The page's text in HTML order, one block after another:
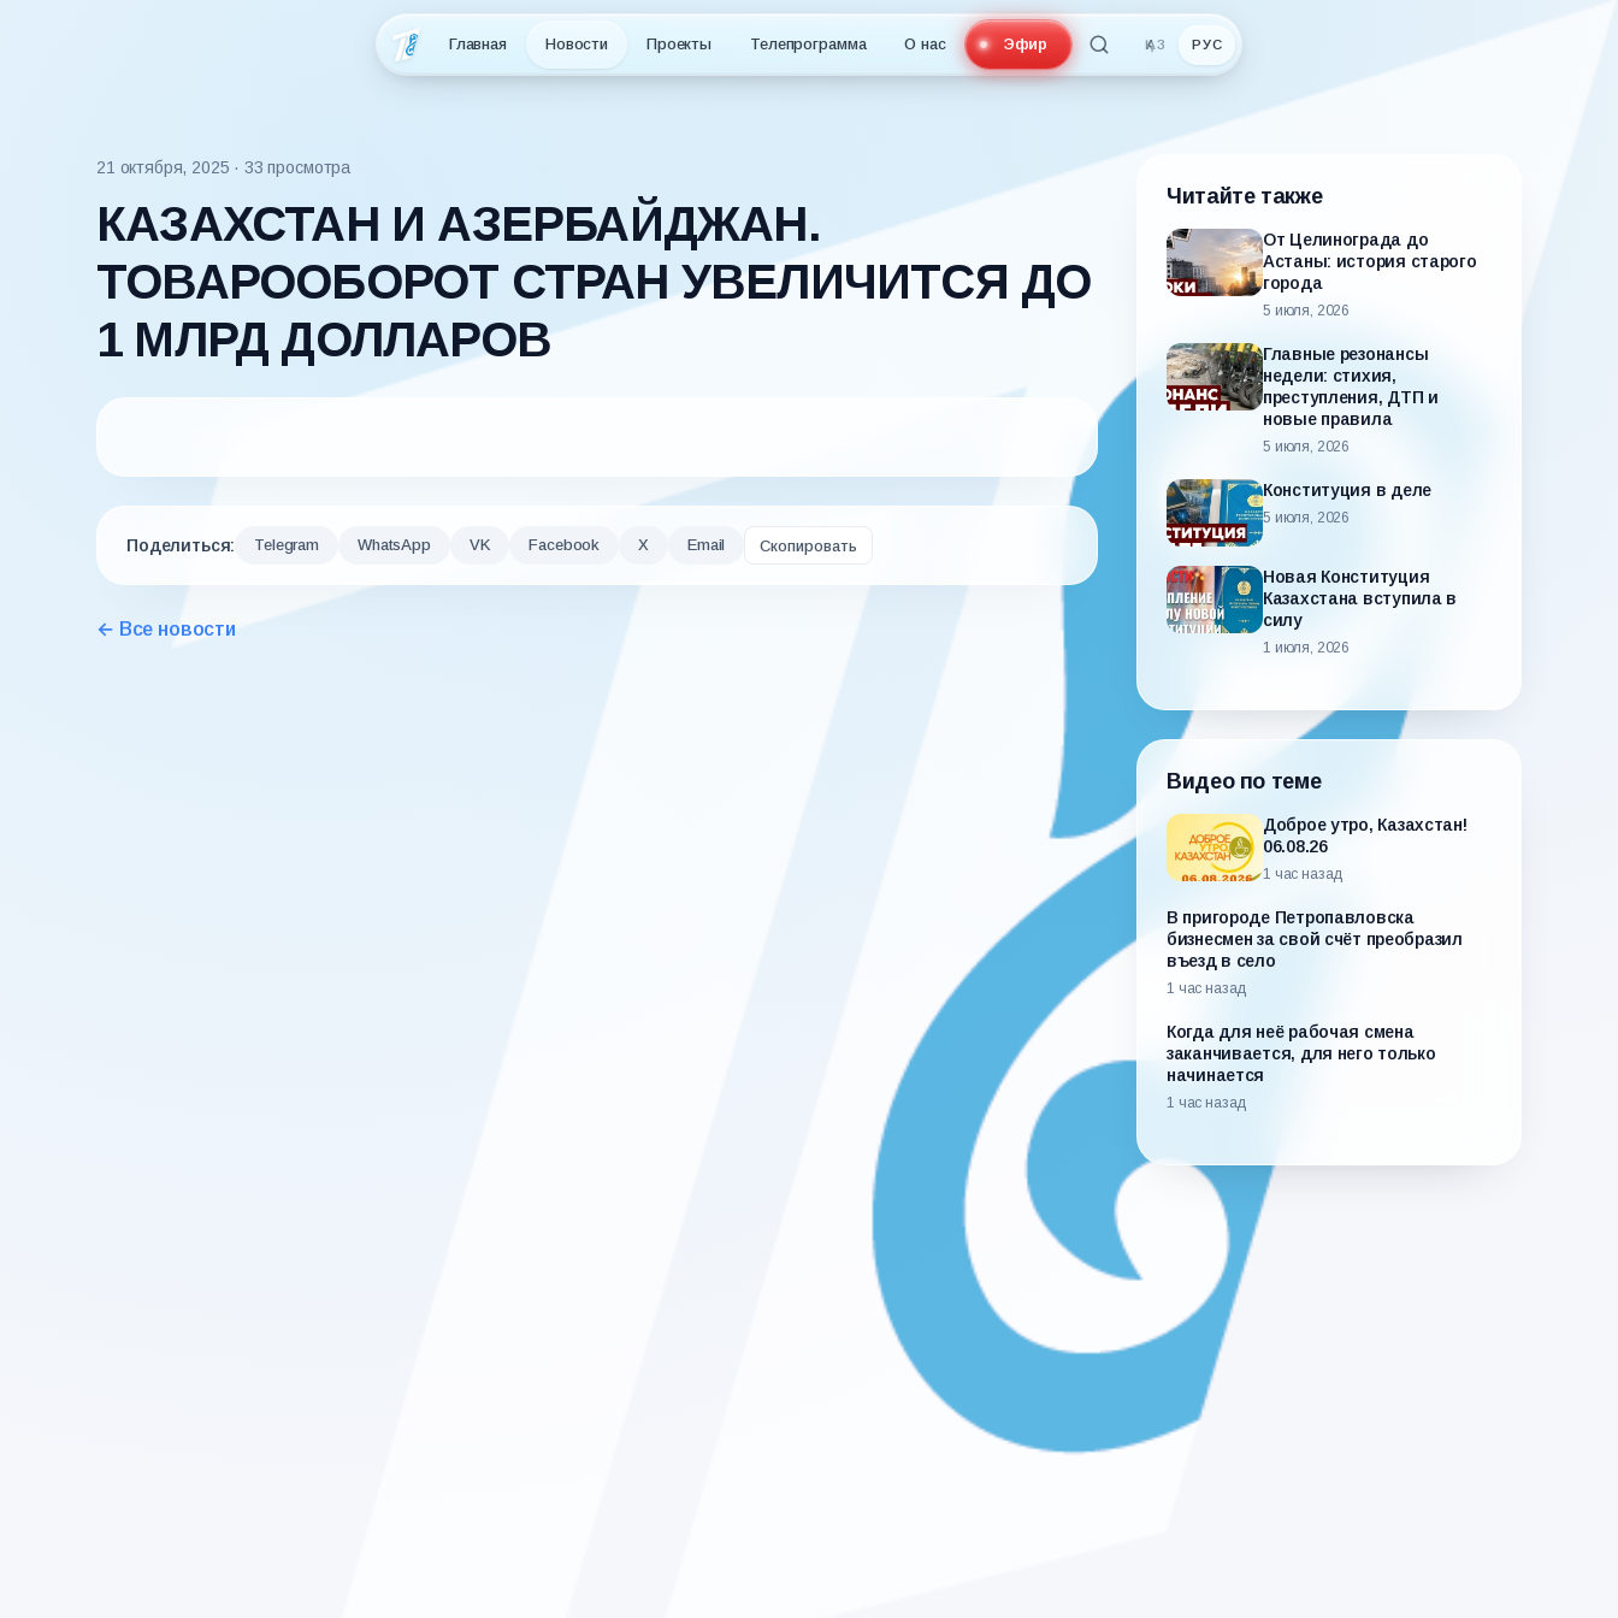
Главная Новости Проекты Телепрограмма О нас Эфир ҚАЗ РУС
21 октября, 2025 · 33 просмотра
КАЗАХСТАН И АЗЕРБАЙДЖАН.
ТОВАРООБОРОТ СТРАН УВЕЛИЧИТСЯ ДО
1 МЛРД ДОЛЛАРОВ
Поделиться: Telegram WhatsApp VK Facebook X Email Скопировать
← Все новости
Читайте также
От Целинограда до
Астаны: история старого
города
5 июля, 2026
Главные резонансы
недели: стихия,
преступления, ДТП и
новые правила
5 июля, 2026
Конституция в деле
5 июля, 2026
Новая Конституция
Казахстана вступила в
силу
1 июля, 2026
Видео по теме
Доброе утро, Казахстан!
06.08.26
1 час назад
В пригороде Петропавловска
бизнесмен за свой счёт преобразил
въезд в село
1 час назад
Когда для неё рабочая смена
заканчивается, для него только
начинается
1 час назад